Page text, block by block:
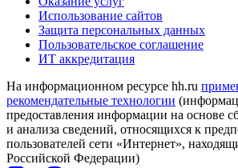
Использование сайтов
Защита персональных данных
Пользовательское соглашение
ИТ аккредитация
На информационном ресурсе hh.ru
рекомендательные технологии
предоставления информации на основе
и анализа сведений, относящихся к
пользователей сети «Интернет»,
Российской Федерации)